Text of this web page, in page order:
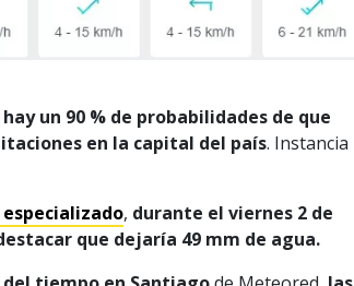
hay un 90 % de probabilidades de que
en la capital del país. Instancia
, durante el viernes 2 de
que dejaría 49 mm de agua.